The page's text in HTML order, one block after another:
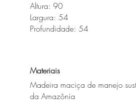
Altura: 90
Largura: 54
Profundidade: 54
Materiais
Madeira maciça de manejo
da Amazônia